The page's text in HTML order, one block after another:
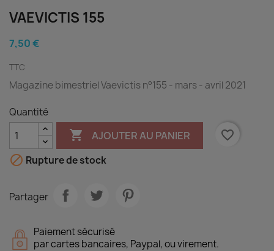
VAEVICTIS 155
7,50 €
TTC
Magazine bimestriel Vaevictis n°155 - mars - avril 2021
Quantité
 AJOUTER AU PANIER
favorite_border
 Rupture de stock
Partager
Paiement sécurisé
par cartes bancaires, Paypal, ou virement.